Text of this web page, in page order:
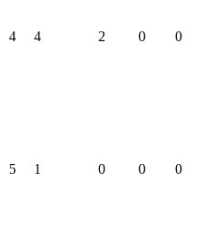
4 4 2 0 0
5 1 0 0 0